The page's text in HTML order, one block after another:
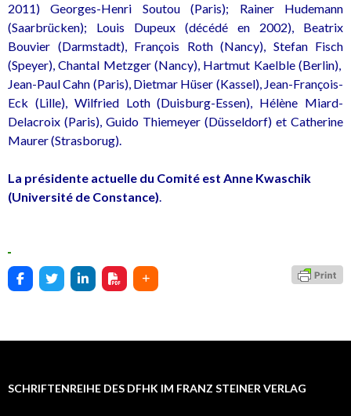
2011) Georges-Henri Soutou (Paris); Rainer Hudemann
(Saarbrücken); Louis Dupeux (décédé en 2002), Beatrix
Bouvier (Darmstadt), François Roth (Nancy), Stefan Fisch
(Speyer), Chantal Metzger (Nancy), Hartmut Kaelble (Berlin),
Jean-Paul Cahn (Paris), Dietmar Hüser (Kassel), Jean-François-
Eck (Lille), Wilfried Loth (Duisburg-Essen), Hélène Miard-
Delacroix (Paris), Guido Thiemeyer (Düsseldorf) et Catherine
Maurer (Strasborug).
La présidente actuelle du Comité est Anne Kwaschik
(Université de Constance).
SCHRIFTENREIHE DES DFHK IM FRANZ STEINER VERLAG